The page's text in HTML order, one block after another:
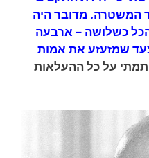
מדובר היה
כשלושה – ארבעה
שמזעזע את אמות
על כל ההעלאות